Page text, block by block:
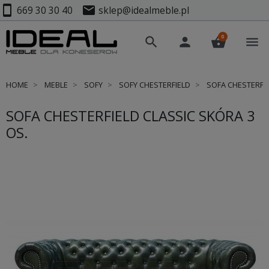
smartphone 669 30 30 40 mail sklep@idealmeble.pl
search person shopping_basket
0 menu
HOME MEBLE SOFY SOFY CHESTERFIELD SOFA
SOFA CHESTERFIELD CLASSIC SKÓRA 3
OS.